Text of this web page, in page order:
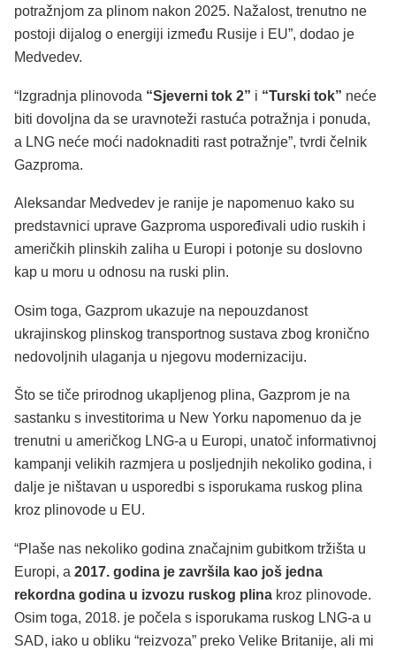
potražnjom za plinom nakon 2025. Nažalost, trenutno ne
postoji dijalog o energiji između Rusije i EU”, dodao je
Medvedev.
“Izgradnja plinovoda “Sjeverni tok 2” i “Turski tok” neće
biti dovoljna da se uravnoteži rastuća potražnja i ponuda,
a LNG neće moći nadoknaditi rast potražnje”, tvrdi čelnik
Gazproma.
Aleksandar Medvedev je ranije je napomenuo kako su
predstavnici uprave Gazproma uspoređivali udio ruskih i
američkih plinskih zaliha u Europi i potonje su doslovno
kap u moru u odnosu na ruski plin.
Osim toga, Gazprom ukazuje na nepouzdanost
ukrajinskog plinskog transportnog sustava zbog kronično
nedovoljnih ulaganja u njegovu modernizaciju.
Što se tiče prirodnog ukapljenog plina, Gazprom je na
sastanku s investitorima u New Yorku napomenuo da je
trenutni u američkog LNG-a u Europi, unatoč informativnoj
kampanji velikih razmjera u posljednjih nekoliko godina, i
dalje je ništavan u usporedbi s isporukama ruskog plina
kroz plinovode u EU.
“Plaše nas nekoliko godina značajnim gubitkom tržišta u
Europi, a 2017. godina je završila kao još jedna
rekordna godina u izvozu ruskog plina kroz plinovode.
Osim toga, 2018. je počela s isporukama ruskog LNG-a u
SAD, iako u obliku “reizvoza” preko Velike Britanije, ali mi